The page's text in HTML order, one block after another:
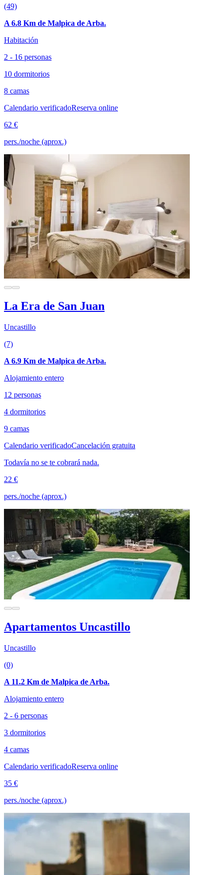
(49)
A 6.8 Km de Malpica de Arba.
Habitación
2 - 16 personas
10 dormitorios
8 camas
Calendario verificadoReserva online
62 €
pers./noche (aprox.)
La Era de San Juan
Uncastillo
(7)
A 6.9 Km de Malpica de Arba.
Alojamiento entero
12 personas
4 dormitorios
9 camas
Calendario verificadoCancelación gratuita
Todavía no se te cobrará nada.
22 €
pers./noche (aprox.)
Apartamentos Uncastillo
Uncastillo
(0)
A 11.2 Km de Malpica de Arba.
Alojamiento entero
2 - 6 personas
3 dormitorios
4 camas
Calendario verificadoReserva online
35 €
pers./noche (aprox.)